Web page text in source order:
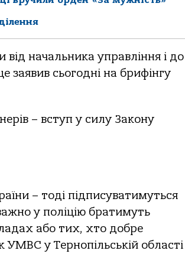
від начальника управління і до
заявив сьогодні на брифінгу
– вступ у силу Закону
– тоді підписуватимуться
у поліцію братимуть
або тих, хто добре
УМВС у Тернопільській області